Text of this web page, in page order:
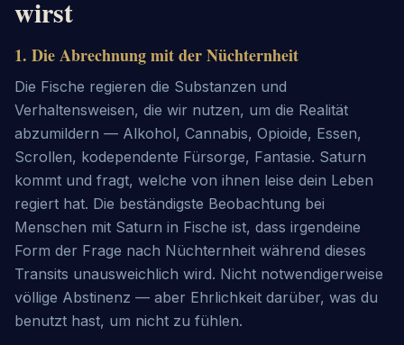
wirst
1. Die Abrechnung mit der Nüchternheit
Die Fische regieren die Substanzen und
Verhaltensweisen, die wir nutzen, um die Realität
abzumildern — Alkohol, Cannabis, Opioide, Essen,
Scrollen, kodependente Fürsorge, Fantasie. Saturn
kommt und fragt, welche von ihnen leise dein Leben
regiert hat. Die beständigste Beobachtung bei
Menschen mit Saturn in Fische ist, dass irgendeine
Form der Frage nach Nüchternheit während dieses
Transits unausweichlich wird. Nicht notwendigerweise
völlige Abstinenz — aber Ehrlichkeit darüber, was du
benutzt hast, um nicht zu fühlen.